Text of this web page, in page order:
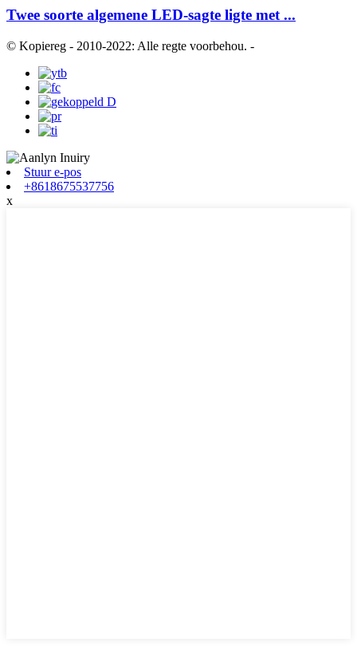
Twee soorte algemene LED-sagte ligte met ...
© Kopiereg - 2010-2022: Alle regte voorbehou. -
Stuur e-pos
+8618675537756
x